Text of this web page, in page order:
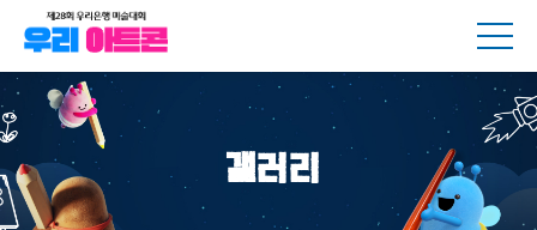
메뉴
갤러리